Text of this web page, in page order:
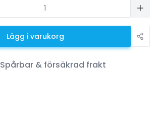
Lägg i varukorg
Spårbar & försäkrad frakt